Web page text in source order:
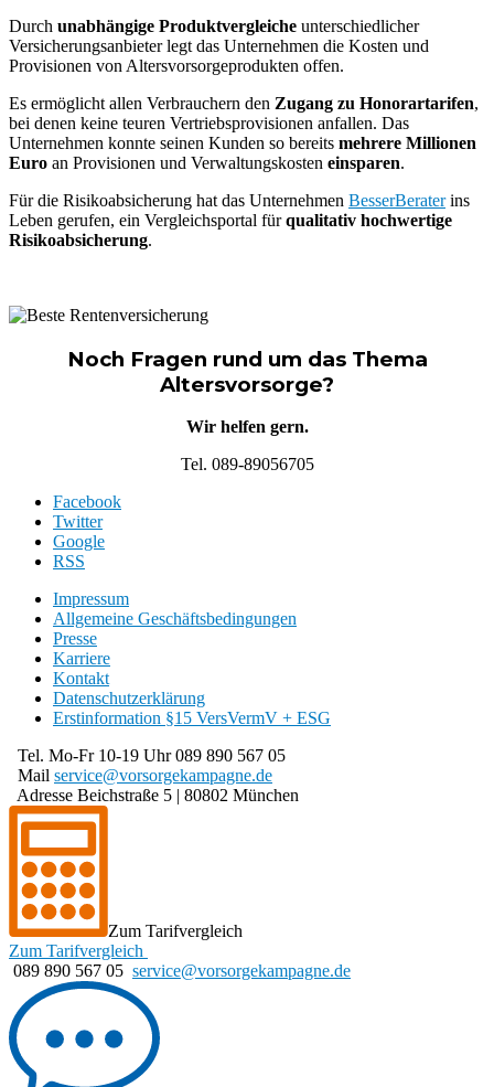
Durch unabhängige Produktvergleiche unterschiedlicher
Versicherungsanbieter legt das Unternehmen die Kosten und
Provisionen von Altersvorsorgeprodukten offen.
Es ermöglicht allen Verbrauchern den Zugang zu Honorartarifen,
bei denen keine teuren Vertriebsprovisionen anfallen. Das
Unternehmen konnte seinen Kunden so bereits mehrere Millionen
Euro an Provisionen und Verwaltungskosten einsparen.
Für die Risikoabsicherung hat das Unternehmen BesserBeraterins
Leben gerufen, ein Vergleichsportal fürqualitativ hochwertige
Risikoabsicherung.
Noch Fragen rund um das Thema
Altersvorsorge?
Wir helfen gern.
Tel. 089-89056705
Facebook
Twitter
Google
RSS
Impressum
Allgemeine Geschäftsbedingungen
Presse
Karriere
Kontakt
Datenschutzerklärung
Erstinformation §15 VersVermV + ESG
Tel. Mo-Fr 10-19 Uhr089 890 567 05
Mail service@vorsorgekampagne.de
Adresse Beichstraße 5 | 80802 München
Zum Tarifvergleich
Zum Tarifvergleich
089 890 567 05 service@vorsorgekampagne.de